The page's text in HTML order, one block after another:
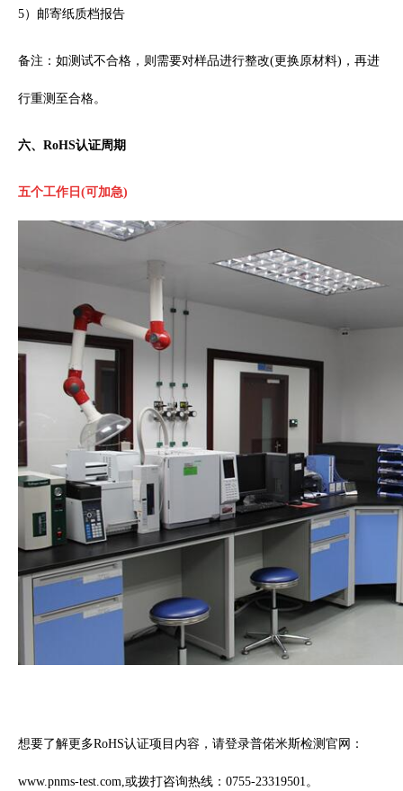
5）邮寄纸质档报告
备注：如测试不合格，则需要对样品进行整改(更换原材料)，再进
行重测至合格。
六、RoHS认证周期
五个工作日 (可加急)
想要了解更多RoHS认证项目内容，请登录普偌米斯检测官网：
www.pnms-test.com,或拨打咨询热线： 0755-23319501。